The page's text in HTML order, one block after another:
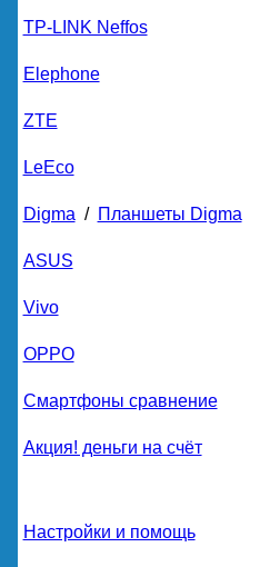
TP-LINK Neffos
Elephone
ZTE
LeEco
Digma / Планшеты Digma
ASUS
Vivo
OPPO
Смартфоны сравнение
Акция! деньги на счёт
Настройки и помощь